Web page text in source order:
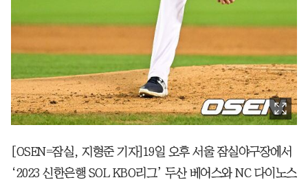
[OSEN=잠실, 지형준 기자]19일 오후 서울 잠실야구장에서
‘2023 신한은행 SOL KBO리그’ 두산 베어스와 NC 다이노스